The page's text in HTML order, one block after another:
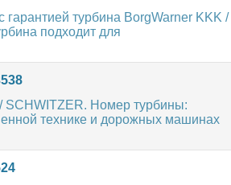
турбина BorgWarner KKK /
подходит для
SCHWITZER. Номер турбины:
технике и дорожных машинах